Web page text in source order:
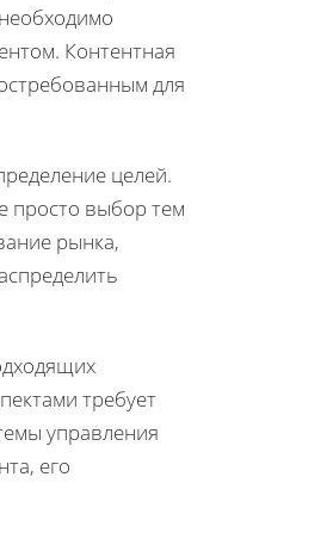
Контентная
для
целей.
просто выбор тем
рынка,
требует
управления
его